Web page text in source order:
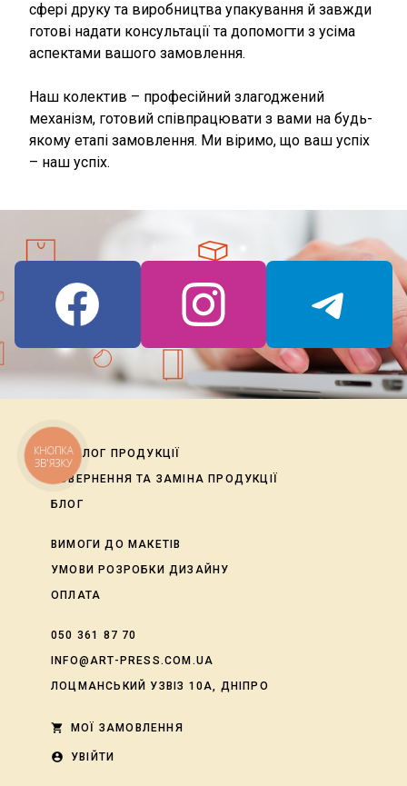
сфері друку та виробництва упакування й завжди
готові надати консультації та допомогти з усіма
аспектами вашого замовлення.
Наш колектив – професійний злагоджений
механізм, готовий співпрацювати з вами на будь-
якому етапі замовлення. Ми віримо, що ваш успіх
– наш успіх.
КАТАЛОГ ПРОДУКЦІЇ
ПОВЕРНЕННЯ ТА ЗАМІНА ПРОДУКЦІЇ
БЛОГ
ВИМОГИ ДО МАКЕТІВ
УМОВИ РОЗРОБКИ ДИЗАЙНУ
ОПЛАТА
050 361 87 70
INFO@ART-PRESS.COM.UA
ЛОЦМАНСЬКИЙ УЗВІЗ 10А, ДНІПРО
shopping_cart МОЇ ЗАМОВЛЕННЯ
account_circle УВІЙТИ
КНОПКА
ЗВ'ЯЗКУ